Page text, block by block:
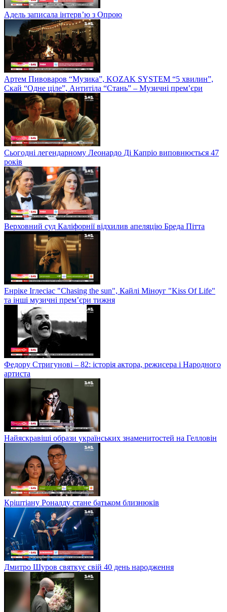
Адель записала інтерв’ю з Опрою
Артем Пивоваров “Музика”, KOZAK SYSTEM “5 хвилин”,
Скай “Одне ціле”, Антитіла “Стань” – Музичні прем’єри
Сьогодні легендарному Леонардо Ді Капріо виповнюється 47
років
Верховний суд Каліфорнії відхилив апеляцію Бреда Пітта
Енріке Іглесіас "Chasing the sun", Кайлі Міноуг "Kiss Of Life"
та інші музичні прем’єри тижня
Федору Стригунові – 82: історія актора, режисера і Народного
артиста
Найяскравіші образи українських знаменитостей на Гелловін
Кріштіану Роналду стане батьком близнюків
Дмитро Шуров святкує свій 40 день народження